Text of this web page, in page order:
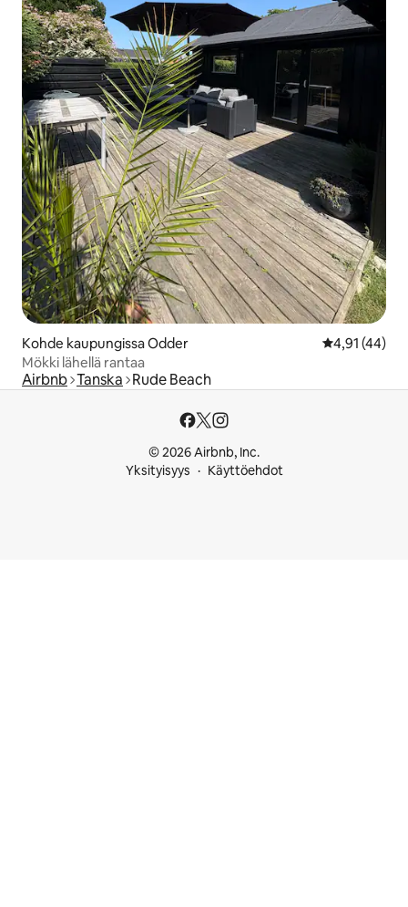
Kohde kaupungissa Odder
4,91 (44)
Mökki lähellä rantaa
Airbnb Tanska Rude Beach
© 2026 Airbnb, Inc.
Yksityisyys
Käyttöehdot